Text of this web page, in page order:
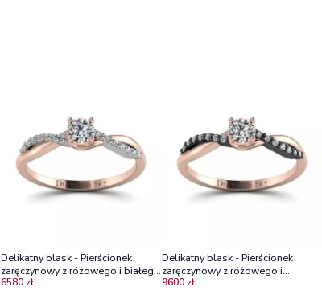
Delikatny blask - Pierścionek
zaręczynowy z różowego i białego
złota z diamentami
6580 zł
Delikatny blask - Pierścionek
zaręczynowy z różowego i
czarnego złota z diamentami
9600 zł